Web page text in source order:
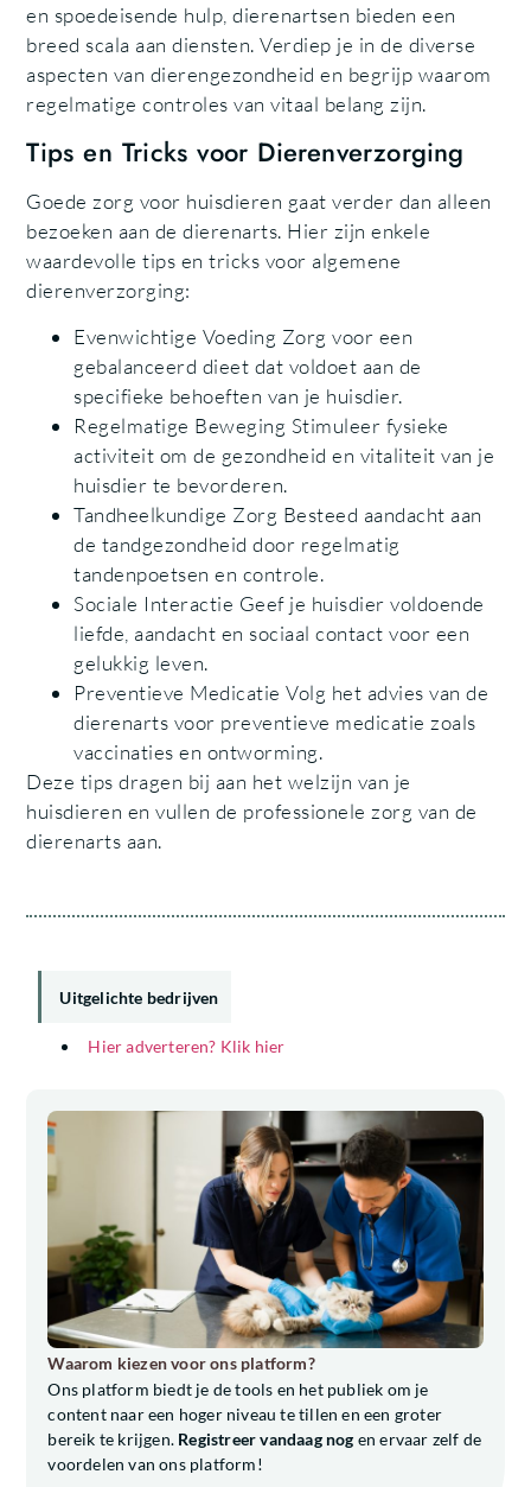
en spoedeisende hulp, dierenartsen bieden een
breed scala aan diensten. Verdiep je in de diverse
aspecten van dierengezondheid en begrijp waarom
regelmatige controles van vitaal belang zijn.
Tips en Tricks voor Dierenverzorging
Goede zorg voor huisdieren gaat verder dan alleen
bezoeken aan de dierenarts. Hier zijn enkele
waardevolle tips en tricks voor algemene
dierenverzorging:
Evenwichtige Voeding Zorg voor een
gebalanceerd dieet dat voldoet aan de
specifieke behoeften van je huisdier.
Regelmatige Beweging Stimuleer fysieke
activiteit om de gezondheid en vitaliteit van je
huisdier te bevorderen.
Tandheelkundige Zorg Besteed aandacht aan
de tandgezondheid door regelmatig
tandenpoetsen en controle.
Sociale Interactie Geef je huisdier voldoende
liefde, aandacht en sociaal contact voor een
gelukkig leven.
Preventieve Medicatie Volg het advies van de
dierenarts voor preventieve medicatie zoals
vaccinaties en ontworming.
Deze tips dragen bij aan het welzijn van je
huisdieren en vullen de professionele zorg van de
dierenarts aan.
Uitgelichte bedrijven
Hier adverteren? Klik hier
Waarom kiezen voor ons platform?
Ons platform biedt je de tools en het publiek om je
content naar een hoger niveau te tillen en een groter
bereik te krijgen. Registreer vandaag nog en ervaar zelf de
voordelen van ons platform!